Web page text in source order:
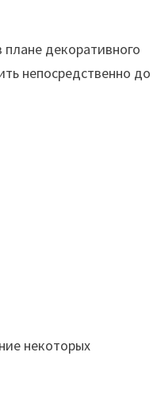
декоративного
непосредственно до
некоторых